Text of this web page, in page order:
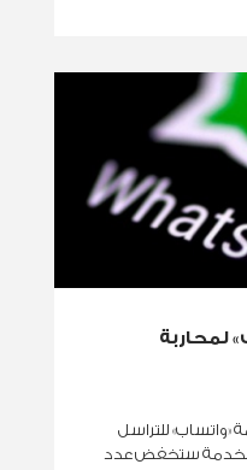
لمحاربة
للتراسل
الخدمة ستخفض عدد